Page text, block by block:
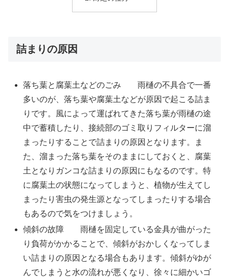
詰まりの原因
落ち葉と腐葉土などのごみ 雨樋の不具合で一番
多いのが、落ち葉や腐葉土などが原因で起こる詰ま
りです。風によって運ばれてきた落ち葉が雨樋の途
中で蓄積したり、接続部のゴミ取りフィルターに溜
まったりすることで詰まりの原因となります。ま
た、溜まった落ち葉をそのままにしておくと、腐葉
土となりガンコな詰まりの原因にもなるのです。特
に腐葉土の状態になってしまうと、植物が生えてし
まったり害虫の発生源となってしまったりする場合
もあるので気をつけましょう。
傾斜の故障 雨樋を固定している金具が曲がった
り負荷がかかることで、傾斜がおかしくなってしま
い詰まりの原因となる場合もあります。傾斜がゆが
んでしまうと水の流れが悪くなり、徐々に細かいゴ